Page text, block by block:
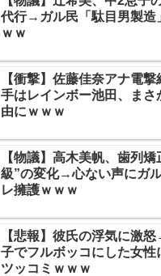
代行→ガル民「駄目男製造
ｗｗ
【衝撃】佐藤佳奈アナ電
手はレインボー池田、まさ
由にｗｗｗ
【物議】高木美帆、歯列矯
級”の変化→心ない声にガ
レ擁護ｗｗｗ
【悲報】彼氏の浮気に激
子でフルボッコにした女性
ツッコミｗｗｗ